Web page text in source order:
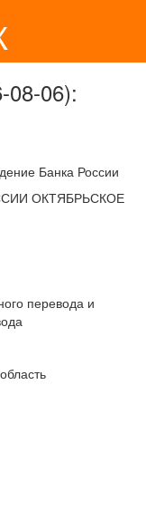
06):
Банка России
ОКТЯБРЬСКОЕ
перевода и